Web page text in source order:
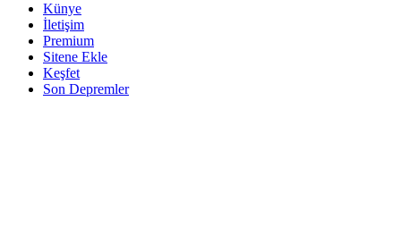
Künye
İletişim
Premium
Sitene Ekle
Keşfet
Son Depremler